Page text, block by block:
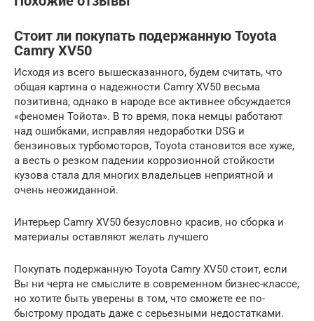
Стоит ли покупать подержанную Toyota
Camry XV50
Исходя из всего вышесказанного, будем считать, что
общая картина о надежности Camry XV50 весьма
позитивна, однако в народе все активнее обсуждается
«феномен Тойота». В то время, пока немцы работают
над ошибками, исправляя недоработки DSG и
бензиновых турбомоторов, Toyota становится все хуже,
а весть о резком падении коррозионной стойкости
кузова стала для многих владельцев неприятной и
очень неожиданной.
Интерьер Camry XV50 безусловно красив, но сборка и
материалы оставляют желать лучшего
Покупать подержанную Toyota Camry XV50 стоит, если
Вы ни черта не смыслите в современном бизнес-классе,
но хотите быть уверены в том, что сможете ее по-
быстрому продать даже с серьезными недостатками.